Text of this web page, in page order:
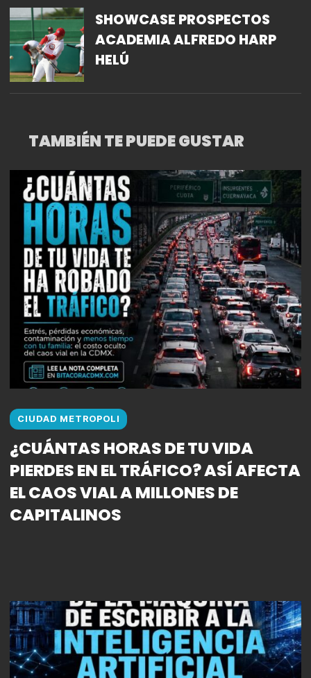
SHOWCASE PROSPECTOS
ACADEMIA ALFREDO HARP
HELÚ
TAMBIÉN TE PUEDE GUSTAR
CIUDAD METROPOLI
¿CUÁNTAS HORAS DE TU VIDA
PIERDES EN EL TRÁFICO? ASÍ AFECTA
EL CAOS VIAL A MILLONES DE
CAPITALINOS